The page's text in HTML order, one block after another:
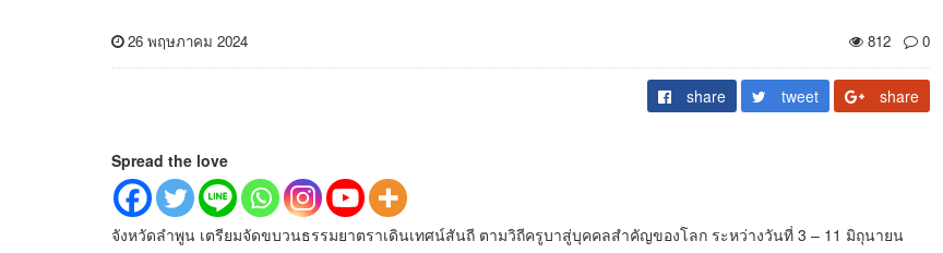
26 พฤษภาคม 2024 812 0
share tweet share
Spread the love
จังหวัดลำพูน เตรียมจัดขบวนธรรมยาตราเดินเทศน์สันถี ตามวิถีครูบาสู่บุคคลสำคัญของโลก ระหว่างวันที่ 3 – 11 มิถุนายน